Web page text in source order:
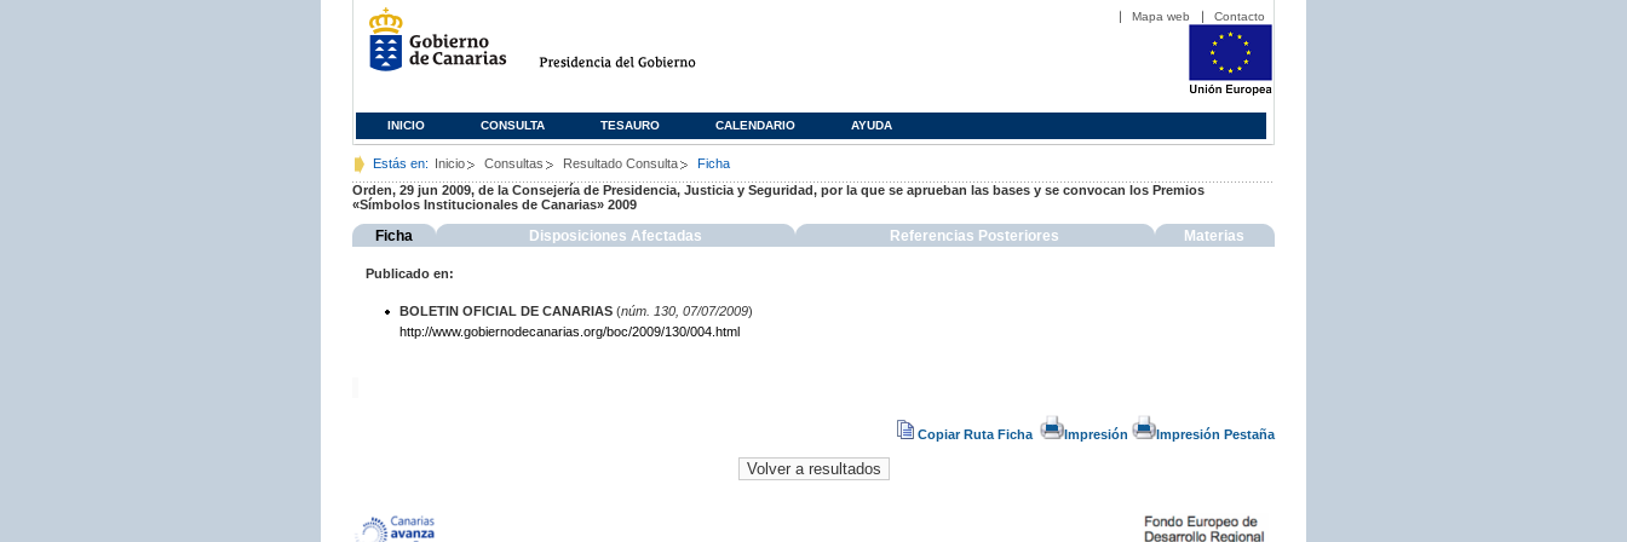
Mapa web Contacto
INICIO CONSULTA TESAURO CALENDARIO AYUDA
Estás en: Inicio Consultas Resultado Consulta
Ficha
Orden, 29 jun 2009, de la Consejería de Presidencia, Justicia y Seguridad, por la que se aprueban las bases y se convocan los Premios
«Símbolos Institucionales de Canarias» 2009
Ficha Disposiciones Afectadas Referencias Posteriores Materias
Publicado en:
BOLETIN OFICIAL DE CANARIAS(núm. 130, 07/07/2009)
http://www.gobiernodecanarias.org/boc/2009/130/004.html
Copiar Ruta Ficha Impresión Impresión Pestaña